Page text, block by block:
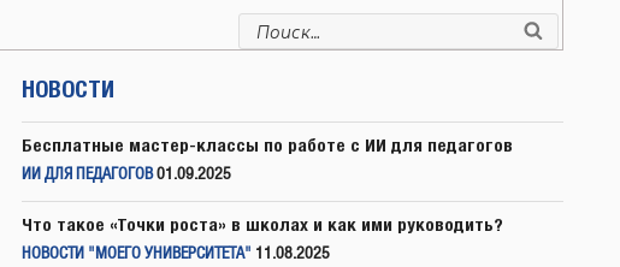
Искать:
НОВОСТИ
Бесплатные мастер-классы по работе с ИИ для педагогов
ИИ ДЛЯ ПЕДАГОГОВ 01.09.2025
Что такое «Точки роста» в школах и как ими руководить?
НОВОСТИ "МОЕГО УНИВЕРСИТЕТА" 11.08.2025